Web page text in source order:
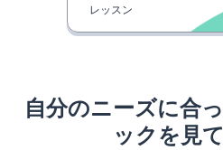
レッスン
自分のニーズに合
ックを見